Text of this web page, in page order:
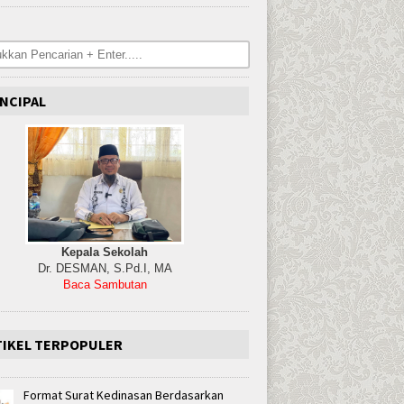
Kepala Sekolah
Dr. DESMAN, S.Pd.I, MA
Baca Sambutan
TERPOPULER
Format Surat Kedinasan Berdasarkan